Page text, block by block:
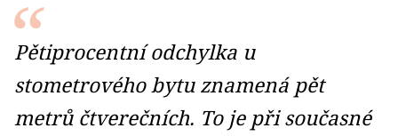
Pětiprocentní odchylka u
stometrového bytu znamená pět
metrů čtverečních. To je při současné